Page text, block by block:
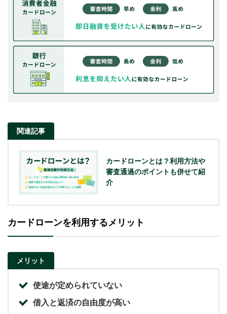
関連記事
カードローンとは？利用方法や
審査通過のポイントも併せて紹
介
カードローンを利用するメリット
メリット
使途が定められていない
借入と返済の自由度が高い